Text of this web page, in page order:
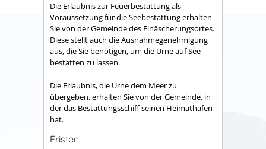
Die Erlaubnis zur Feuerbestattung als
Voraussetzung für die Seebestattung erhalten
Sie von der Gemeinde des Einäscherungsortes.
Diese stellt auch die Ausnahmegenehmigung
aus, die Sie benötigen, um die Urne auf See
bestatten zu lassen.
Die Erlaubnis, die Urne dem Meer zu
übergeben, erhalten Sie von der Gemeinde, in
der das Bestattungsschiff seinen Heimathafen
hat.
Fristen